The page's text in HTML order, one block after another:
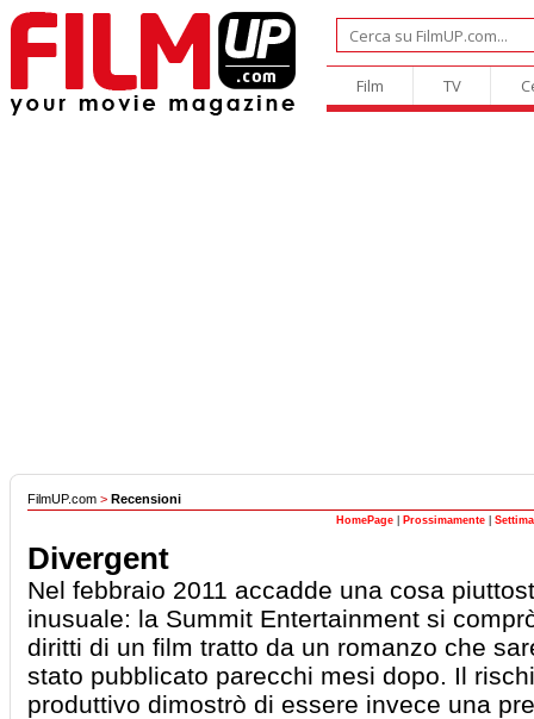
Film TV
FilmUP.com > Recensioni
HomePage Prossimamente
Divergent
Nel febbraio 2011 accadde una cosa
inusuale: la Summit Entertainment si
diritti di un film tratto da un romanzo che
stato pubblicato parecchi mesi dopo. Il
produttivo dimostrò di essere invece una